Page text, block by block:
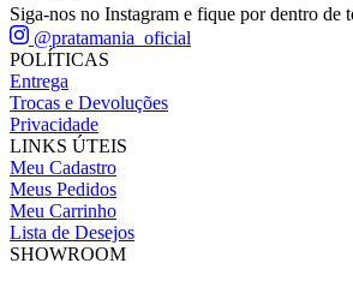
Siga-nos no Instagram e fique por dentro de
@pratamania_oficial
POLÍTICAS
Entrega
Trocas e Devoluções
Privacidade
LINKS ÚTEIS
Meu Cadastro
Meus Pedidos
Meu Carrinho
Lista de Desejos
SHOWROOM